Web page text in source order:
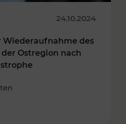
24.10.2024
Wiederaufnahme des
Ostregion nach